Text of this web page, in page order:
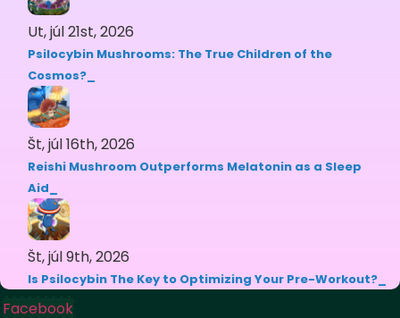
Ut, júl 21st, 2026
Psilocybin Mushrooms: The True Children of the
Cosmos?
Št, júl 16th, 2026
Reishi Mushroom Outperforms Melatonin as a Sleep
Aid
Št, júl 9th, 2026
Is Psilocybin The Key to Optimizing Your Pre-Workout?
Facebook